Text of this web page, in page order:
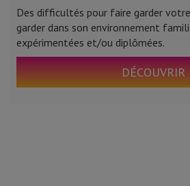
Des difficultés pour faire garder
garder dans son environnement
expérimentées et/ou diplômées.
DÉCOUVRIR